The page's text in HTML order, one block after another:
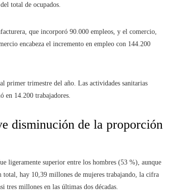
total de ocupados.
que incorporó 90.000 empleos, y el comercio,
encabeza el incremento en empleo con 144.200
primer trimestre del año. Las actividades sanitarias
en 14.200 trabajadores.
disminución de la proporción
ligeramente superior entre los hombres (53 %), aunque
total, hay 10,39 millones de mujeres trabajando, la cifra
tres millones en las últimas dos décadas.